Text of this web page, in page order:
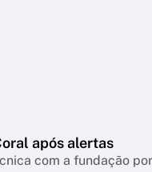
após alertas
com a fundação